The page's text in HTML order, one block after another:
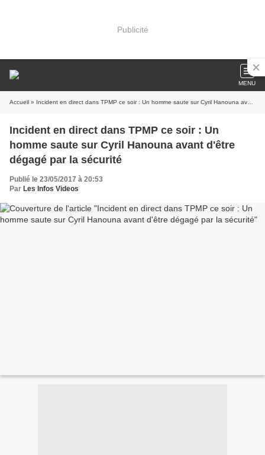
Publicité
MENU
Accueil » Incident en direct dans TPMP ce soir : Un homme saute sur Cyril Hanouna avant d'être dégagé par la sécurité
Incident en direct dans TPMP ce soir : Un
homme saute sur Cyril Hanouna avant d'être
dégagé par la sécurité
Publié le 23/05/2017 à 20:53
Par Les Infos Videos